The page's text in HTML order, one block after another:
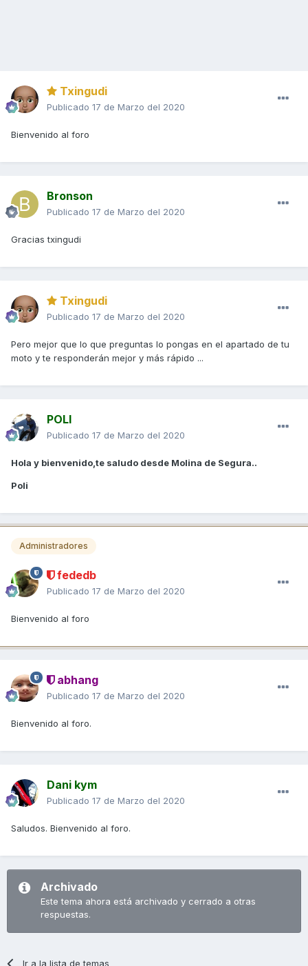
Txingudi
Publicado 17 de Marzo del 2020
Bienvenido al foro
Bronson
Publicado 17 de Marzo del 2020
Gracias txingudi
Txingudi
Publicado 17 de Marzo del 2020
Pero mejor que lo que preguntas lo pongas en el apartado de tu
moto y te responderán mejor y más rápido ...
POLI
Publicado 17 de Marzo del 2020
Hola y bienvenido,te saludo desde Molina de Segura..
Poli
Administradores
fededb
Publicado 17 de Marzo del 2020
Bienvenido al foro
abhang
Publicado 17 de Marzo del 2020
Bienvenido al foro.
Dani kym
Publicado 17 de Marzo del 2020
Saludos. Bienvenido al foro.
Archivado
Este tema ahora está archivado y cerrado a otras
respuestas.
Ir a la lista de temas